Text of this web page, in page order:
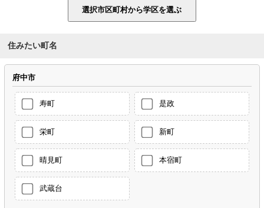
住みたい町名
府中市
寿町 是政
栄町 新町
晴見町 本宿町
武蔵台